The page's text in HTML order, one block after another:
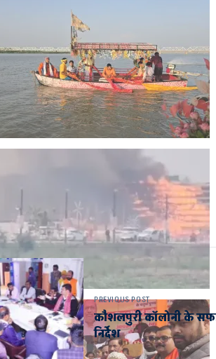
PREVIOUS POST
कौशलपुरी कॉलोनी के
निर्देश